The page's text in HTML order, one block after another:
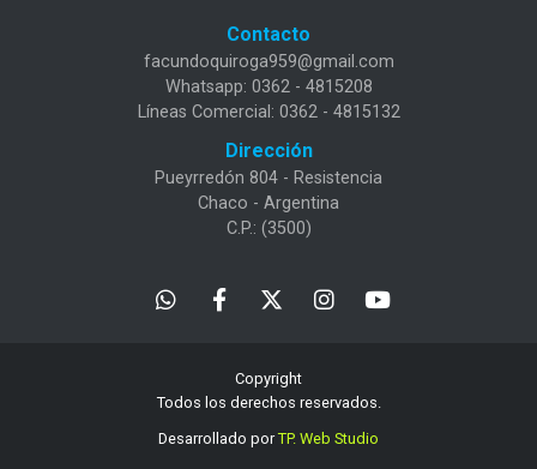
Contacto
facundoquiroga959@gmail.com
Whatsapp: 0362 - 4815208
Líneas Comercial: 0362 - 4815132
Dirección
Pueyrredón 804 - Resistencia
Chaco - Argentina
C.P.: (3500)
Copyright
Todos los derechos reservados.
Desarrollado porTP. Web Studio